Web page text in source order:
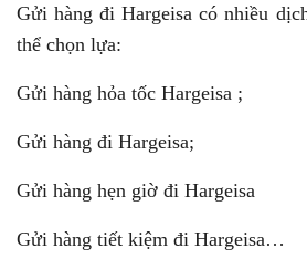
Gửi hàng đi Hargeisa có nhiều
thể chọn lựa:
Gửi hàng hỏa tốc Hargeisa ;
Gửi hàng đi Hargeisa;
Gửi hàng hẹn giờ đi Hargeisa
Gửi hàng tiết kiệm đi Hargeisa…